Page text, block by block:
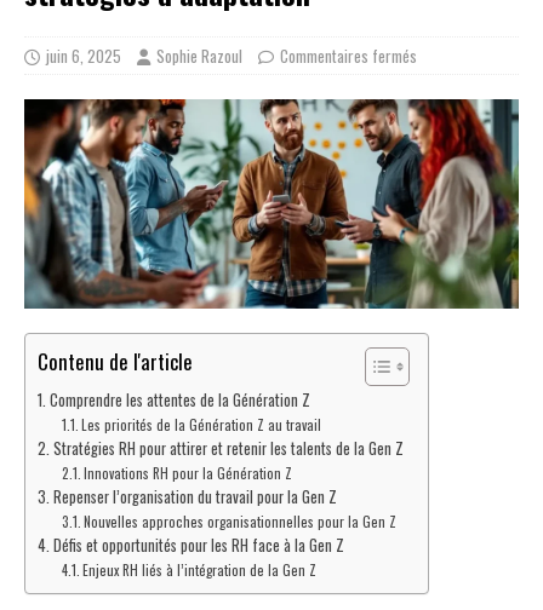
juin 6, 2025 Sophie Razoul Commentaires fermés
Contenu de l'article
Comprendre les attentes de la Génération Z
Les priorités de la Génération Z au travail
Stratégies RH pour attirer et retenir les talents de la Gen Z
Innovations RH pour la Génération Z
Repenser l’organisation du travail pour la Gen Z
Nouvelles approches organisationnelles pour la Gen Z
Défis et opportunités pour les RH face à la Gen Z
Enjeux RH liés à l’intégration de la Gen Z